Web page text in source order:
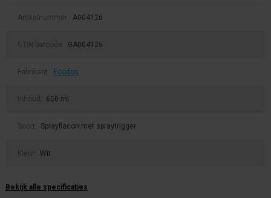
Artikelnummer: A004126
GTIN barcode: GA004126
Fabrikant: Ecodos
Inhoud: 650 ml
Soort: Sprayflacon met spraytrigger
Kleur: Wit
Bekijk alle specificaties